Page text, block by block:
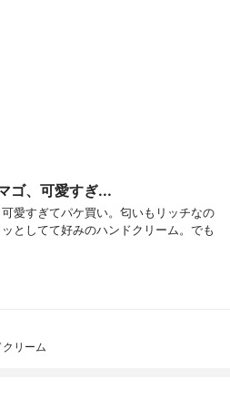
ゴ、可愛すぎ...
愛すぎてパケ買い。匂いもリッチなの
としてて好みのハンドクリーム。でも
リーム